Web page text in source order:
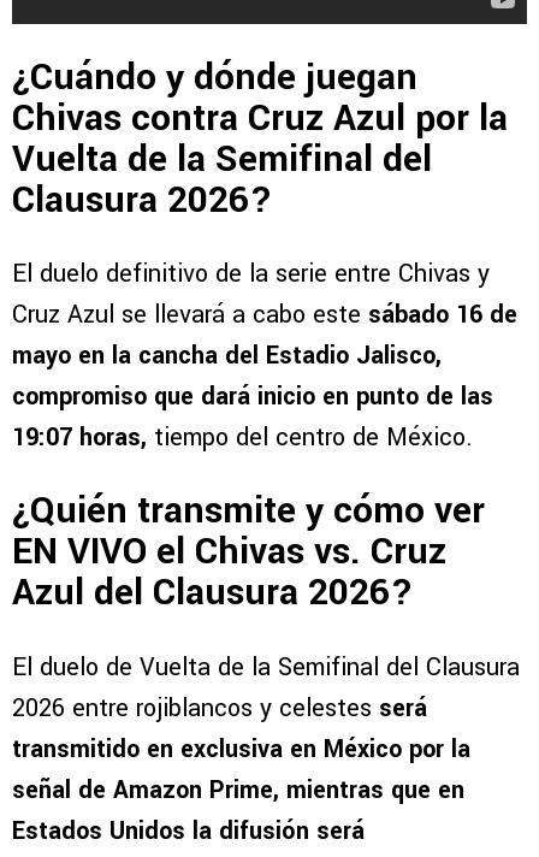
¿Cuándo y dónde juegan
Chivas contra Cruz Azul por la
Vuelta de la Semifinal del
Clausura 2026?
El duelo definitivo de la serie entre Chivas y
Cruz Azul se llevará a cabo este sábado 16 de
mayo en la cancha del Estadio Jalisco,
compromiso que dará inicio en punto de las
19:07 horas, tiempo del centro de México.
¿Quién transmite y cómo ver
EN VIVO el Chivas vs. Cruz
Azul del Clausura 2026?
El duelo de Vuelta de la Semifinal del Clausura
2026 entre rojiblancos y celestes será
transmitido en exclusiva en México por la
señal de Amazon Prime, mientras que en
Estados Unidos la difusión será